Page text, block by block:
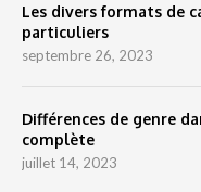
Les divers formats de
particuliers
septembre 26, 2023
Différences de genre
complète
juillet 14, 2023